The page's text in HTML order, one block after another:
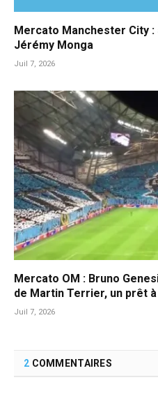
Mercato Manchester City
Jérémy Monga
Juil 7, 2026
Mercato OM : Bruno
de Martin Terrier, un prêt à
Juil 7, 2026
2 COMMENTAIRES